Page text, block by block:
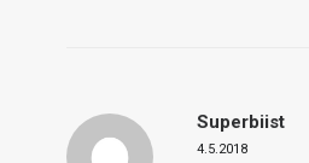
Superbiist
4.5.2018